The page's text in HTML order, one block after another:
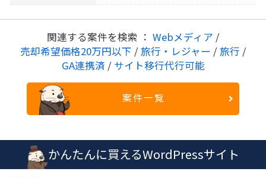
関連する案件を検索 ： Webメディア /
売却希望価格20万円以下 / 旅行・レジャー / 旅行 /
GA連携済 / サイト移行代行可能
案件一覧
かんたんに買えるWordPressサイト